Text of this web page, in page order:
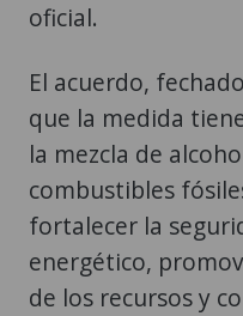
oficial.
El acuerdo,
que la medida
la mezcla de
combustibles
fortalecer la
energético,
de los recursos y